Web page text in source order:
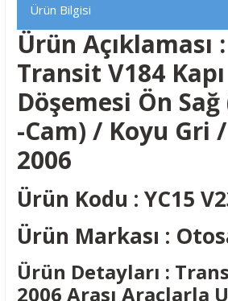
Ürün Bilgisi
Ürün Açıklaması
Transit V184 Kapı
Döşemesi Ön
-Cam) / Koyu Gri
2006
Ürün Kodu : YC15
Ürün Markası :
Ürün Detayları :
2006 Arası Araçlarla